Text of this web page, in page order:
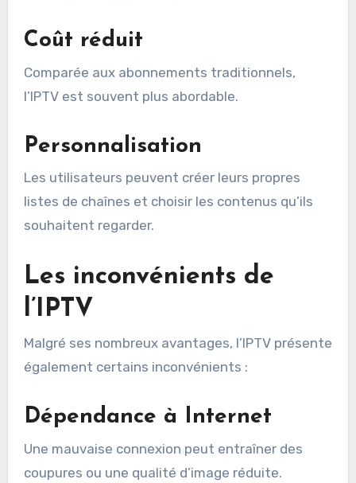
Coût réduit
Comparée aux abonnements traditionnels,
l’IPTV est souvent plus abordable.
Personnalisation
Les utilisateurs peuvent créer leurs propres
listes de chaînes et choisir les contenus qu’ils
souhaitent regarder.
Les inconvénients de
l’IPTV
Malgré ses nombreux avantages, l’IPTV présente
également certains inconvénients :
Dépendance à Internet
Une mauvaise connexion peut entraîner des
coupures ou une qualité d’image réduite.